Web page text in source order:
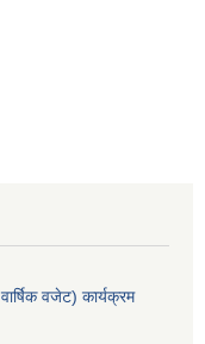
वजेट) कार्यक्रम